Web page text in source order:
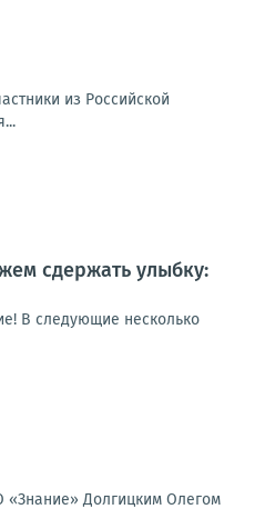
из Российской
сдержать улыбку:
В следующие несколько
«Знание» Долгицким Олегом